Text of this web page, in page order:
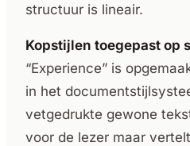
structuur is lineair.
Kopstijlen toegepast op
“Experience” is
in het
vetgedrukte gewone
voor de lezer maar